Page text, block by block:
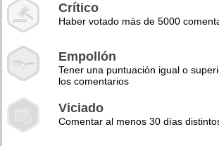
Crítico
Haber votado más de 5000
Empollón
Tener una puntuación igual o
los comentarios
Viciado
Comentar al menos 30 días